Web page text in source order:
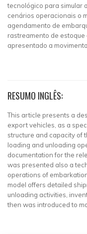
tecnológico para simular
cenários operacionais o
agendamento de
rastreamento de estoque
apresentado a
RESUMO INGLÊS:
This article presents a
export vehicles, as a
structure and capacity of
loading and unloading
documentation for the
was presented also a
operations of
model offers detailed
unloading activities,
then was introduced to